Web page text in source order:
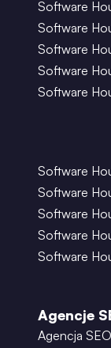
Software
Software
Software
Software
Software
Software
Software
Software
Software
Software
Agencje
Agencja